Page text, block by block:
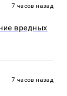
7 часов назад
вредных
7 часов назад